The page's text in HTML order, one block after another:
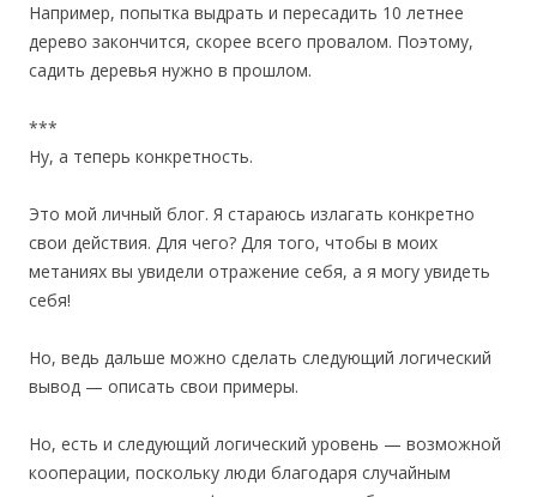
Например, попытка выдрать и пересадить 10 летнее
дерево закончится, скорее всего провалом. Поэтому,
садить деревья нужно в прошлом.
***
Ну, а теперь конкретность.
Это мой личный блог. Я стараюсь излагать конкретно
свои действия. Для чего? Для того, чтобы в моих
метаниях вы увидели отражение себя, а я могу увидеть
себя!
Но, ведь дальше можно сделать следующий логический
вывод — описать свои примеры.
Но, есть и следующий логический уровень — возможной
кооперации, поскольку люди благодаря случайным